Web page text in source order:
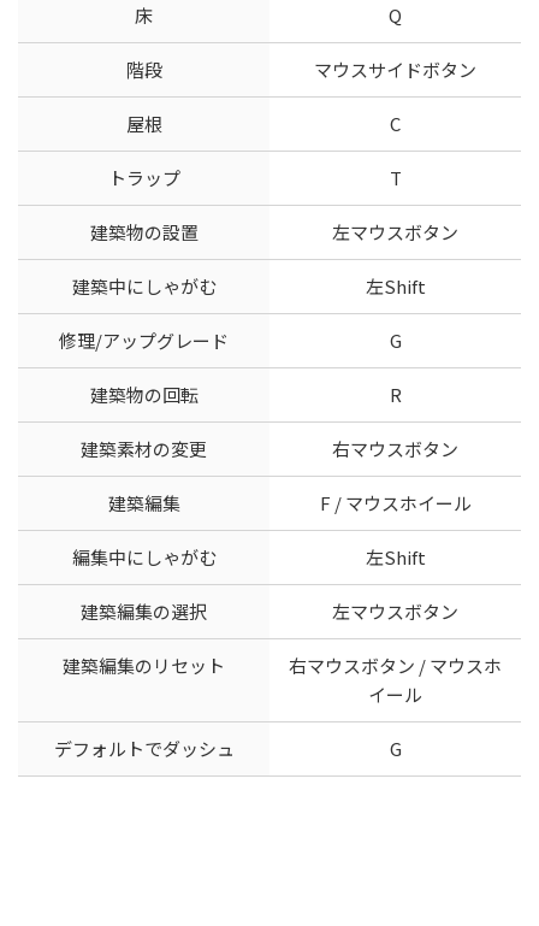
床 Q
階段 マウスサイドボタン
屋根 C
トラップ T
建築物の設置 左マウスボタン
建築中にしゃがむ 左Shift
修理/アップグレード G
建築物の回転 R
建築素材の変更 右マウスボタン
建築編集 F / マウスホイール
編集中にしゃがむ 左Shift
建築編集の選択 左マウスボタン
建築編集のリセット
右マウスボタン / マウスホ
イール
デフォルトでダッシュ G